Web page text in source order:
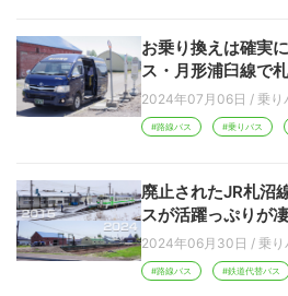
お乗り換えは確実
ス・月形浦臼線で
2024年07月06日 / 乗り
#路線バス #乗りバス
廃止されたJR札沼
スが活躍っぷりが
2024年06月30日 / 乗り
#路線バス #鉄道代替バス